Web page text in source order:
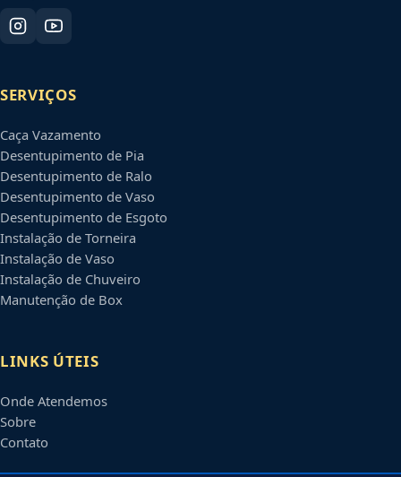
SERVIÇOS
Caça Vazamento
Desentupimento de Pia
Desentupimento de Ralo
Desentupimento de Vaso
Desentupimento de Esgoto
Instalação de Torneira
Instalação de Vaso
Instalação de Chuveiro
Manutenção de Box
LINKS ÚTEIS
Onde Atendemos
Sobre
Contato